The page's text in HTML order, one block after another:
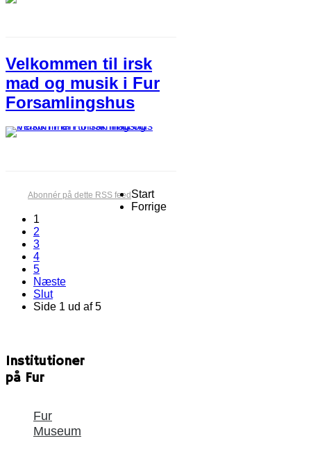
Velkommen til irsk
mad og musik i Fur
Forsamlingshus
Abonnér på dette RSS feedStart
Forrige
1
2
3
4
5
Næste
Slut
Side 1 ud af 5
Institutioner
på Fur
Fur
Museum